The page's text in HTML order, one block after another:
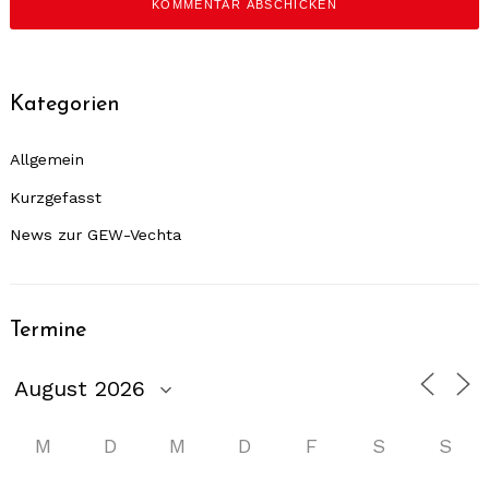
Kategorien
Allgemein
Kurzgefasst
News zur GEW-Vechta
Termine
M D M D F S S